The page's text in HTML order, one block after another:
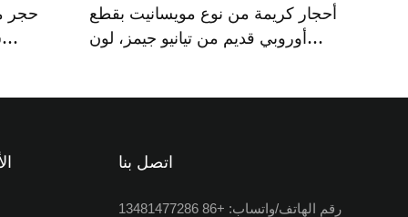
حجر
أحجار كريمة من نوع مويسانيت بقطع
أوروبي قديم من تيانيو جيمز، لون
اتصل بنا
رقم الهاتف/واتساب: +86 13481477286